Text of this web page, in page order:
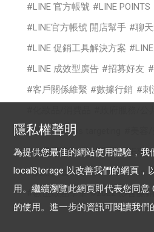
LINE 官方帳號
LINE POINTS
LINE官方帳號 開店幫手
聊
LINE 促銷工具解決方案
LINE 成效型廣告
招募好友
客戶關係維繫
數據行銷
刺
時尚
cross targeting
食品/餐飲
你的生意LINE來
認證帳號
專屬ID OA Plus
數位啟點學堂
2022 影音贏
隱私權聲明
為提供您最佳的網站使用體驗，我
localStorage 以改善我們的網頁，
用。繼續瀏覽此網頁即代表您同意
的使用。進一步的資訊可閱讀我們